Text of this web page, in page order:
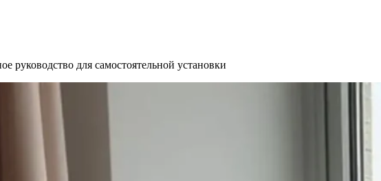
руководство для самостоятельной установки